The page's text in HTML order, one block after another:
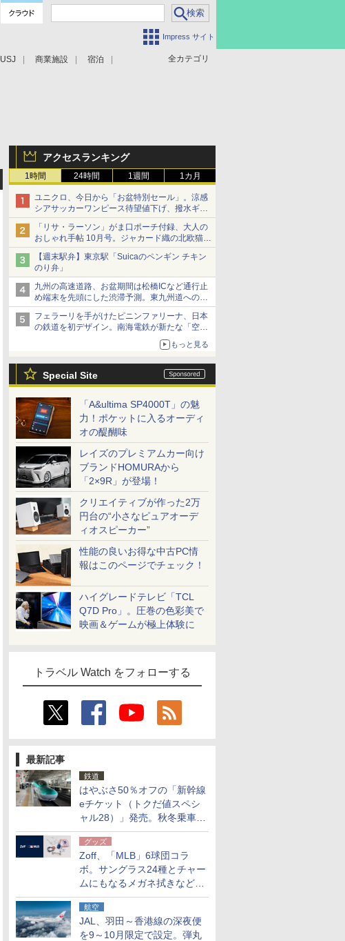
Impress サイト
全カテゴリ
USJ 商業施設 宿泊
アクセスランキング
1時間 24時間 1週間 1カ月
ユニクロ、今日から「お盆特別セール」。涼感
シアサッカーワンピース待望値下げ、撥水ギア
ショーツは1990円に
「リサ・ラーソン」がま口ポーチ付録、大人の
おしゃれ手帖 10月号。ジャカード織の北欧猫デ
ザイン
【週末駅弁】東京駅「Suicaのペンギン チキン
のり弁」
九州の高速道路、お盆期間は松橋ICなど通行止
め端末を先頭にした渋滞予測。東九州道への迂
回は料金調整を実施
フェラーリを手がけたピニンファリーナ、日本
の鉄道を初デザイン。南海電鉄が新たな「空港
もっと見る
Special Site
「A&ultima SP4000T」の魅
力！ポケットに入るオーディ
オの醍醐味
レイズのプレミアムカー向け
ブランドHOMURAから
「2×9R」が登場！
クリエイティブが作った2万
円台の“小さなピュアオーデ
ィオスピーカー”
性能の良いお得な中古PC情
報はこのページでチェック！
ハイグレードテレビ「TCL
Q7D Pro」。圧巻の色彩美で
映画＆ゲームが極上体験に
トラベル Watch をフォローする
最新記事
鉄道
はやぶさ50％オフの「新幹線
eチケット（トクだ値スペシ
ャル28）」発売。秋冬乗車
分、えきねっと限定
グッズ
Zoff、「MLB」6球団コラ
ボ。サングラス24種とチャー
ムにもなるメガネ拭きなど雑
貨24種
航空
JAL、羽田～香港線の深夜便
を9～10月限定で設定。弾丸